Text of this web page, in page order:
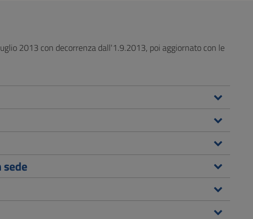
2013 con decorrenza dall'1.9.2013, poi aggiornato con le